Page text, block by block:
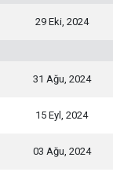
29 Eki, 2024
31 Ağu, 2024
15 Eyl, 2024
03 Ağu, 2024